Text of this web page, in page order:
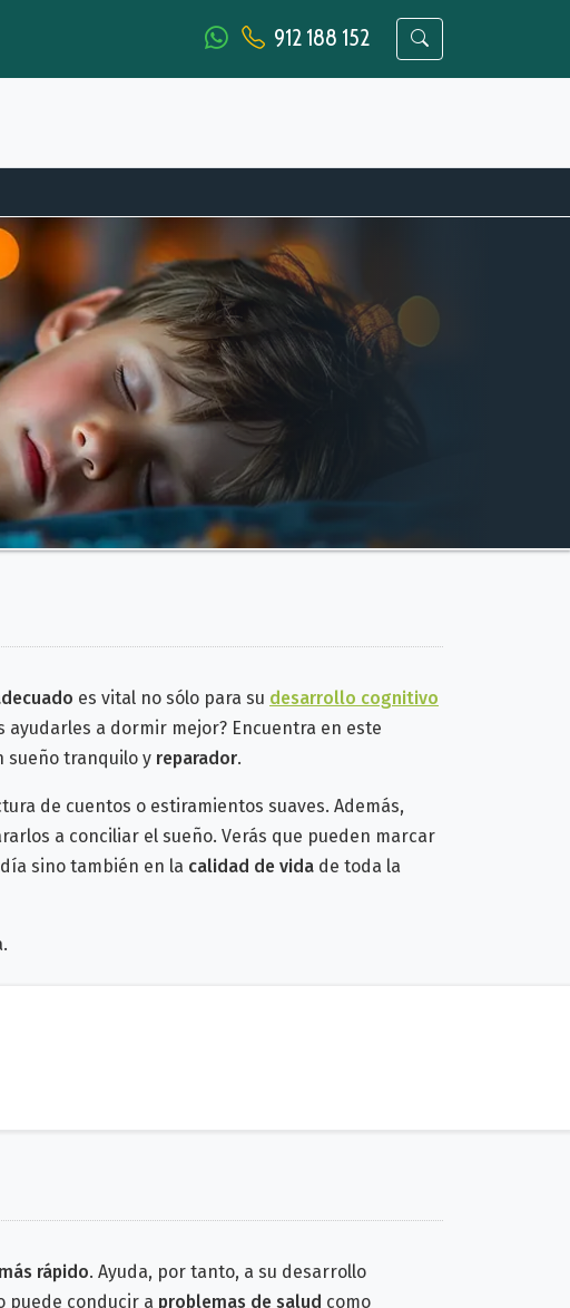
912 188 152
es vital no sólo para su desarrollo cognitivo
ayudarles a dormir mejor? Encuentra en este
sueño tranquilo y reparador.
de cuentos o estiramientos suaves. Además,
a conciliar el sueño. Verás que pueden marcar
sino también en la calidad de vida de toda la
rápido. Ayuda, por tanto, a su desarrollo
puede conducir a problemas de salud como